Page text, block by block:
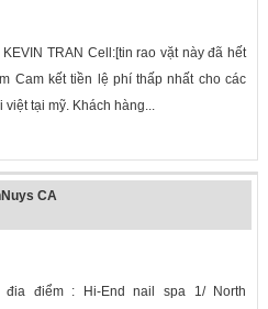
TRAN Cell:[tin rao vặt này đã hết
Cam kết tiền lệ phí thấp nhất cho các
tại mỹ. Khách hàng...
CA
điểm : Hi-End nail spa 1/ North